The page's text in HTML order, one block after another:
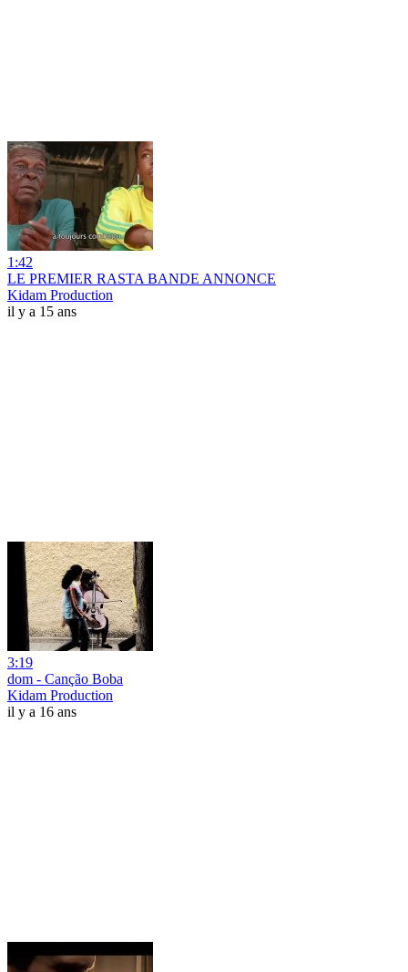
1:42
LE PREMIER RASTA BANDE ANNONCE
Kidam Production
il y a 15 ans
3:19
dom - Canção Boba
Kidam Production
il y a 16 ans